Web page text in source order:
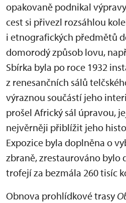
opakovaně podnikal
cest si přivezl rozsáhlou
i etnografických předmětů
domorodý způsob lovu,
Sbírka byla po roce 1932
z renesančních sálů
výraznou součástí jeho
prošel Africký sál úpravou,
nejvěrněji přiblížit jeho
Expozice byla doplněna o
zbraně, zrestaurováno bylo
trofejí za bezmála 260 tisíc
Obnova prohlídkové trasy